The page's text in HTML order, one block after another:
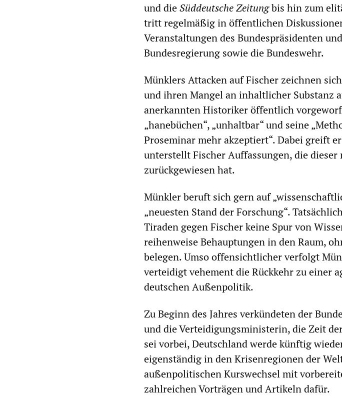
und dieSüddeutsche Zeitungbis hin zum
tritt regelmäßig in öffentlichen
Veranstaltungen des Bundespräsidenten
Bundesregierung sowie die Bundeswehr.
Münklers Attacken auf Fischer zeichnen
und ihren Mangel an inhaltlicher Substanz
anerkannten Historiker öffentlich
„hanebüchen“, „unhaltbar“ und seine
Proseminar mehr akzeptiert“. Dabei greift
unterstellt Fischer Auffassungen, die
zurückgewiesen hat.
Münkler beruft sich gern auf
„neuesten Stand der Forschung“.
Tiraden gegen Fischer keine Spur von
reihenweise Behauptungen in den Raum,
belegen. Umso offensichtlicher verfolgt
verteidigt vehement die Rückkehr zu einer
deutschen Außenpolitik.
Zu Beginn des Jahres verkündeten der
und die Verteidigungsministerin, die Zeit
sei vorbei, Deutschland werde künftig
eigenständig in den Krisenregionen der
außenpolitischen Kurswechsel mit
zahlreichen Vorträgen und Artikeln dafür.